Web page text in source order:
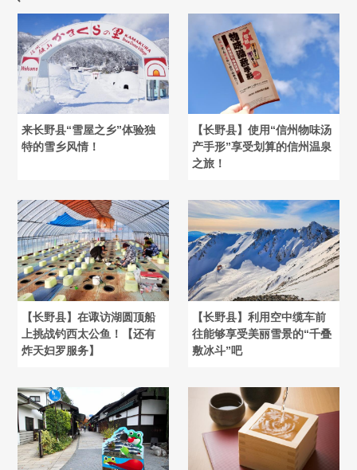
来长野县“雪屋之乡”体验独
特的雪乡风情！
【长野县】使用“信州物味汤
产手形”享受划算的信州温泉
之旅！
【长野县】在诹访湖圆顶船
上挑战钓西太公鱼！【还有
炸天妇罗服务】
【长野县】利用空中缆车前
往能够享受美丽雪景的“千叠
敷冰斗”吧